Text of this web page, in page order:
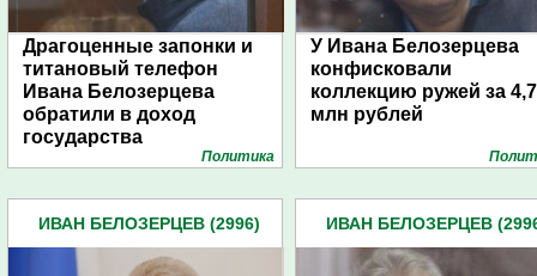
Драгоценные запонки и
титановый телефон
Ивана Белозерцева
обратили в доход
государства
Политика
У Ивана Белозерцева
конфисковали
коллекцию ружей за 4,7
млн рублей
ИВАН БЕЛОЗЕРЦЕВ (2996) ИВАН БЕЛОЗЕРЦЕВ